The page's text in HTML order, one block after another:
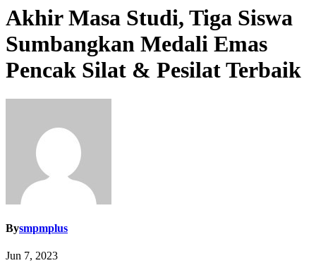
Akhir Masa Studi, Tiga Siswa
Sumbangkan Medali Emas
Pencak Silat & Pesilat Terbaik
Bysmpmplus
Jun 7, 2023